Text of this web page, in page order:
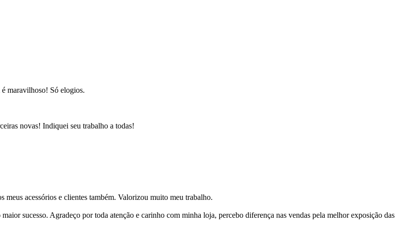
maravilhoso! Só elogios.
novas! Indiquei seu trabalho a todas!
acessórios e clientes também. Valorizou muito meu trabalho.
sucesso. Agradeço por toda atenção e carinho com minha loja, percebo diferença nas vendas pela melhor exposição das